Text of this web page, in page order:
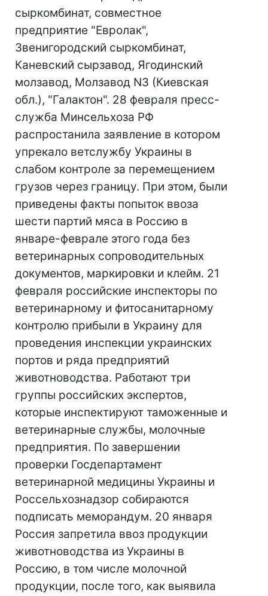
сыркомбинат, совместное
предприятие "Евролак",
Звенигородский сыркомбинат,
Каневский сырзавод, Ягодинский
молзавод, Молзавод N3 (Киевская
обл.), "Галактон". 28 февраля пресс-
служба Минсельхоза РФ
распростанила заявление в котором
упрекало ветслужбу Украины в
слабом контроле за перемещением
грузов через границу. При этом, были
приведены факты попыток ввоза
шести партий мяса в Россию в
январе-феврале этого года без
ветеринарных сопроводительных
документов, маркировки и клейм. 21
февраля российские инспекторы по
ветеринарному и фитосанитарному
контролю прибыли в Украину для
проведения инспекции украинских
портов и ряда предприятий
животноводства. Работают три
группы российских экспертов,
которые инспектируют таможенные и
ветеринарные службы, молочные
предприятия. По завершении
проверки Госдепартамент
ветеринарной медицины Украины и
Россельхознадзор собираются
подписать меморандум. 20 января
Россия запретила ввоз продукции
животноводства из Украины в
Россию, в том числе молочной
продукции, после того, как выявила